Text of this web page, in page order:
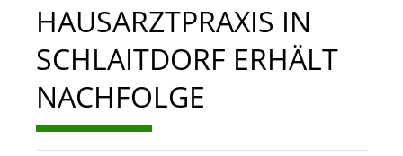
HAUSARZTPRAXIS IN
SCHLAITDORF ERHÄLT
NACHFOLGE